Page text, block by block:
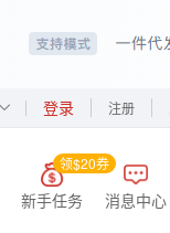
登录 注册
新手任务
领$20券
消息中心